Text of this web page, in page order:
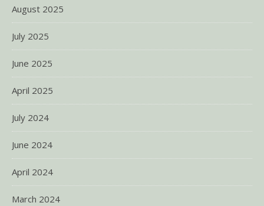
August 2025
July 2025
June 2025
April 2025
July 2024
June 2024
April 2024
March 2024